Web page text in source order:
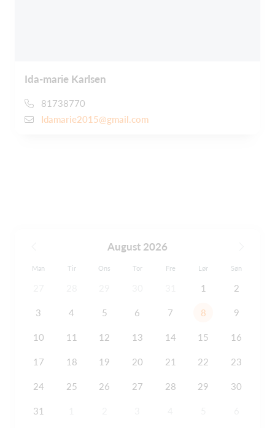
Ida-marie Karlsen
81738770
Idamarie2015@gmail.com
August 2026
Man Tir Ons Tor Fre Lør Søn
1 2
3 4 5 6 7 8 9
10 11 12 13 14 15 16
17 18 19 20 21 22 23
24 25 26 27 28 29 30
31